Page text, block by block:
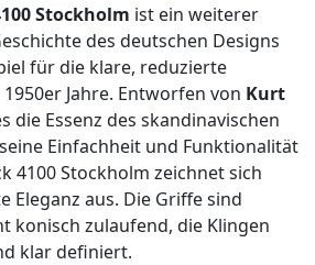
Stockholm ist ein weiterer
des deutschen Designs
für die klare, reduzierte
Jahre. Entworfen von Kurt
die Essenz des skandinavischen
Einfachheit und Funktionalität
4100 Stockholm zeichnet sich
Eleganz aus. Die Griffe sind
konisch zulaufend, die Klingen
klar definiert.